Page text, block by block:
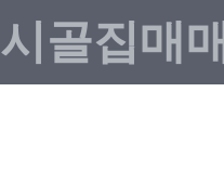
시골집매